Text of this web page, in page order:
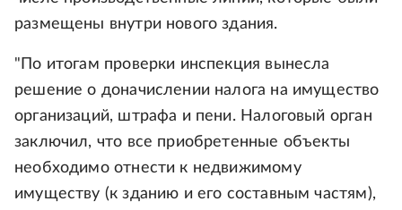
размещены внутри нового здания.
"По итогам проверки инспекция вынесла
решение о доначислении налога на имущество
организаций, штрафа и пени. Налоговый орган
заключил, что все приобретенные объекты
необходимо отнести к недвижимому
имуществу (к зданию и его составным частям),